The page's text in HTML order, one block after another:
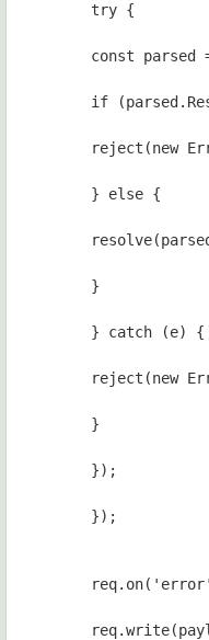
try {
const parsed
if
reject(new
} else {
}
} catch (e) {
reject(new
}
});
});